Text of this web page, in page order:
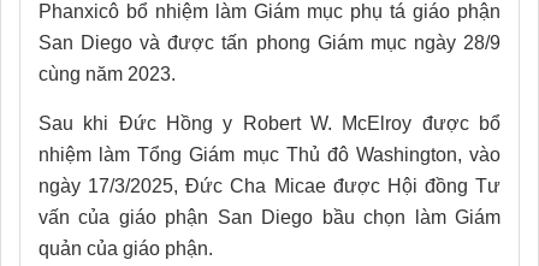
Phanxicô bổ nhiệm làm Giám mục phụ tá giáo phận
San Diego và được tấn phong Giám mục ngày 28/9
cùng năm 2023.
Sau khi Đức Hồng y Robert W. McElroy được bổ
nhiệm làm Tổng Giám mục Thủ đô Washington, vào
ngày 17/3/2025, Đức Cha Micae được Hội đồng Tư
vấn của giáo phận San Diego bầu chọn làm Giám
quản của giáo phận.